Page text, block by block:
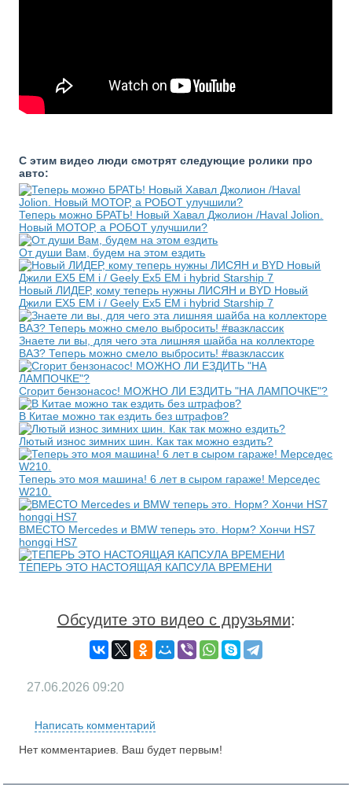
С этим видео люди смотрят следующие ролики про
авто:
Теперь можно БРАТЬ! Новый Хавал Джолион /Haval Jolion.
Новый МОТОР, а РОБОТ улучшили?
От души Вам, будем на этом ездить
Новый ЛИДЕР, кому теперь нужны ЛИСЯН и BYD Новый
Джили ЕХ5 EM i / Geely Ex5 EM i hybrid Starship 7
Знаете ли вы, для чего эта лишняя шайба на коллекторе
ВАЗ? Теперь можно смело выбросить! #вазклассик
Сгорит бензонасос! МОЖНО ЛИ ЕЗДИТЬ "НА ЛАМПОЧКЕ"?
В Китае можно так ездить без штрафов?
Лютый износ зимних шин. Как так можно ездить?
Теперь это моя машина! 6 лет в сыром гараже! Мерседес
W210.
ВМЕСТО Mercedes и BMW теперь это. Норм? Хончи HS7
hongqi HS7
ТЕПЕРЬ ЭТО НАСТОЯЩАЯ КАПСУЛА ВРЕМЕНИ
Обсудите это видео с друзьями:
27.06.2026 09:20
Написать комментарий
Нет комментариев. Ваш будет первым!